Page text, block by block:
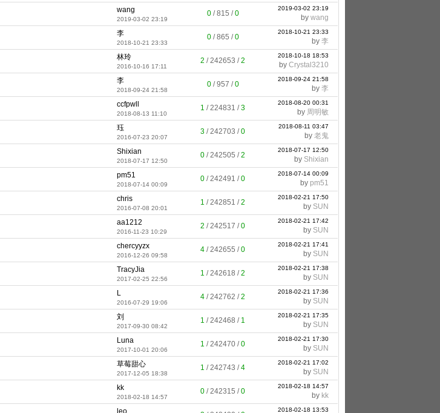
wang
2019-03-02 23:19
0/815 /0
2019-03-02 23:19
by wang
李
2018-10-21 23:33
0/865 /0
2018-10-21 23:33
by 李
林玲
2016-10-16 17:11
2 /242653 /2
2018-10-18 18:53
by Crystal3210
李
2018-09-24 21:58
0/957 /0
2018-09-24 21:58
by 李
ccfpwll
2018-08-13 11:10
1 /224831 /3
2018-08-20 00:31
by 周明敏
珏
2016-07-23 20:07
3 /242703 /0
2018-08-11 03:47
by 老鬼
Shixian
2018-07-17 12:50
0 /242505 /2
2018-07-17 12:50
by Shixian
pm51
2018-07-14 00:09
0 /242491 /0
2018-07-14 00:09
by pm51
chris
2016-07-08 20:01
1 /242851 /2
2018-02-21 17:50
by SUN
aa1212
2016-11-23 10:29
2 /242517 /0
2018-02-21 17:42
by SUN
chercyyzx
2016-12-26 09:58
4 /242655 /0
2018-02-21 17:41
by SUN
TracyJia
2017-02-25 22:56
1 /242618 /2
2018-02-21 17:38
by SUN
L
2016-07-29 19:06
4 /242762 /2
2018-02-21 17:36
by SUN
刘
2017-09-30 08:42
1 /242468 / 1
2018-02-21 17:35
by SUN
Luna
2017-10-01 20:06
1 /242470 /0
2018-02-21 17:30
by SUN
草莓甜心
2017-12-05 18:38
1 /242743 /4
2018-02-21 17:02
by SUN
kk
2018-02-18 14:57
0 /242315 /0
2018-02-18 14:57
by kk
leo 2018-02-18 13:53